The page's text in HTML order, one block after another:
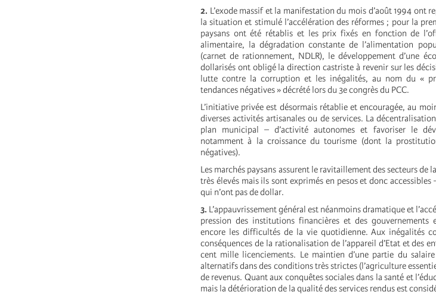
2. L’exode massif et la manifestation du mois d’août 1994 ont
la situation et stimulé l’accélération des réformes ; pour la
paysans ont été rétablis et les prix fixés en fonction de
alimentaire, la dégradation constante de l’alimentation
(carnet de rationnement, NDLR), le développement d’une
dollarisés ont obligé la direction castriste à revenir sur les
lutte contre la corruption et les inégalités, au nom du «
tendances négatives » décrété lors du 3e congrès du PCC.
L’initiative privée est désormais rétablie et encouragée, au
diverses activités artisanales ou de services. La
plan municipal – d’activité autonomes et favoriser le
notamment à la croissance du tourisme (dont la
négatives).
Les marchés paysans assurent le ravitaillement des secteurs de
très élevés mais ils sont exprimés en pesos et donc
qui n’ont pas de dollar.
3. L’appauvrissement général est néanmoins dramatique et
pression des institutions financières et des gouvernements
encore les difficultés de la vie quotidienne. Aux inégalités
conséquences de la rationalisation de l’appareil d’Etat et des
cent mille licenciements. Le maintien d’une partie du
alternatifs dans des conditions très strictes (l’agriculture
de revenus. Quant aux conquêtes sociales dans la santé et
mais la détérioration de la qualité des services rendus est